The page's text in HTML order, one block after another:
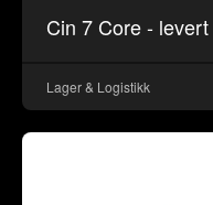
Cin 7 Core -
Lager & Logistikk